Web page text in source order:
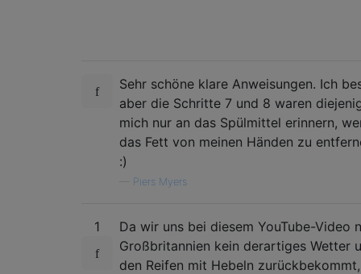
Sehr schöne klare Anweisungen. Ich
aber die Schritte 7 und 8 waren
mich nur an das Spülmittel erinnern,
das Fett von meinen Händen zu
:)
Piers Myers
1
Da wir uns bei diesem YouTube-Video
Großbritannien kein derartiges Wetter
den Reifen mit Hebeln